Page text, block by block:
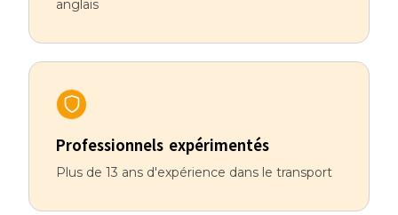
anglais
Professionnels expérimentés
Plus de 13 ans d'expérience dans le transport